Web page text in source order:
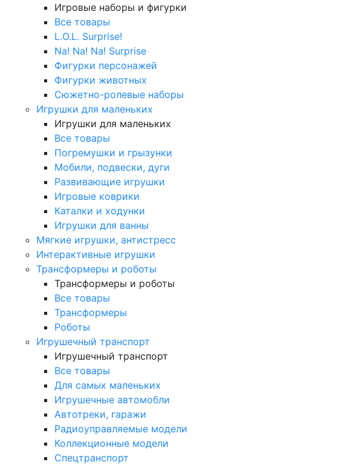
Игровые наборы и фигурки
Все товары
L.O.L. Surprise!
Na! Na! Na! Surprise
Фигурки персонажей
Фигурки животных
Сюжетно-ролевые наборы
Игрушки для маленьких
Игрушки для маленьких
Все товары
Погремушки и грызунки
Мобили, подвески, дуги
Развивающие игрушки
Игровые коврики
Каталки и ходунки
Игрушки для ванны
Мягкие игрушки, антистресс
Интерактивные игрушки
Трансформеры и роботы
Трансформеры и роботы
Все товары
Трансформеры
Роботы
Игрушечный транспорт
Игрушечный транспорт
Все товары
Для самых маленьких
Игрушечные автомобли
Автотреки, гаражи
Радиоуправляемые модели
Коллекционные модели
Спецтранспорт